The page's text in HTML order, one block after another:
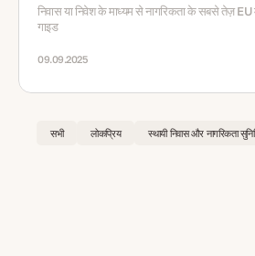
निवास या निवेश के माध्यम से नागरिकता के सबसे तेज़
गाइड
09.09.2025
सभी लोकप्रिय स्थायी निवास और नागरिकता